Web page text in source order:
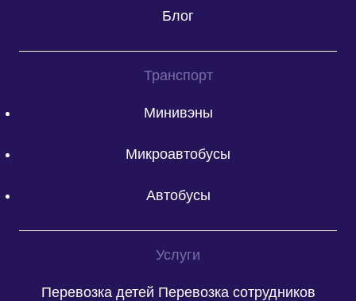
Блог
Транспорт
Минивэны
Микроавтобусы
Автобусы
Услуги
Перевозка детей Перевозка сотрудников